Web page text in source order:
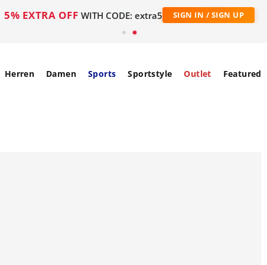
5% EXTRA OFF WITH CODE: extra5 SIGN IN / SIGN UP
Herren Damen Sports Sportstyle Outlet Featured